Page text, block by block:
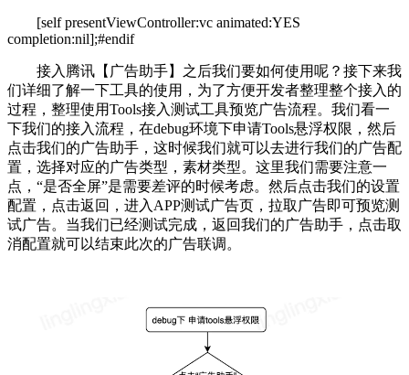
[self presentViewController:vc animated:YES
completion:nil];#endif
接入腾讯【广告助手】之后我们要如何使用呢？接下来我
们详细了解一下工具的使用，为了方便开发者整理整个接入的
过程，整理使用Tools接入测试工具预览广告流程。我们看一
下我们的接入流程，在debug环境下申请Tools悬浮权限，然后
点击我们的广告助手，这时候我们就可以去进行我们的广告配
置，选择对应的广告类型，素材类型。这里我们需要注意一
点，“是否全屏”是需要差评的时候考虑。然后点击我们的设置
配置，点击返回，进入APP测试广告页，拉取广告即可预览测
试广告。当我们已经测试完成，返回我们的广告助手，点击取
消配置就可以结束此次的广告联调。